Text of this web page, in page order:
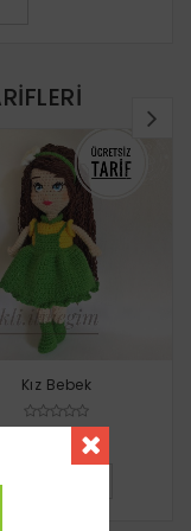
Kız Bebek
Ücretsiz